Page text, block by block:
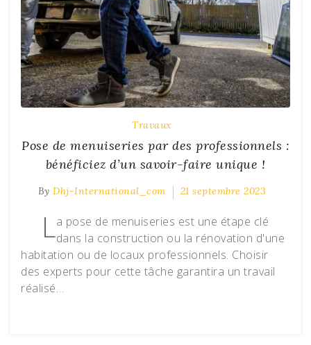
Travaux
Pose de menuiseries par des professionnels :
bénéficiez d’un savoir-faire unique !
ByDhj-International_com 21 septembre 2023
La pose de menuiseries est une étape clé
dans la construction ou la rénovation d'une
habitation ou de locaux professionnels. Choisir
des experts pour cette tâche garantira un travail
réalisé…